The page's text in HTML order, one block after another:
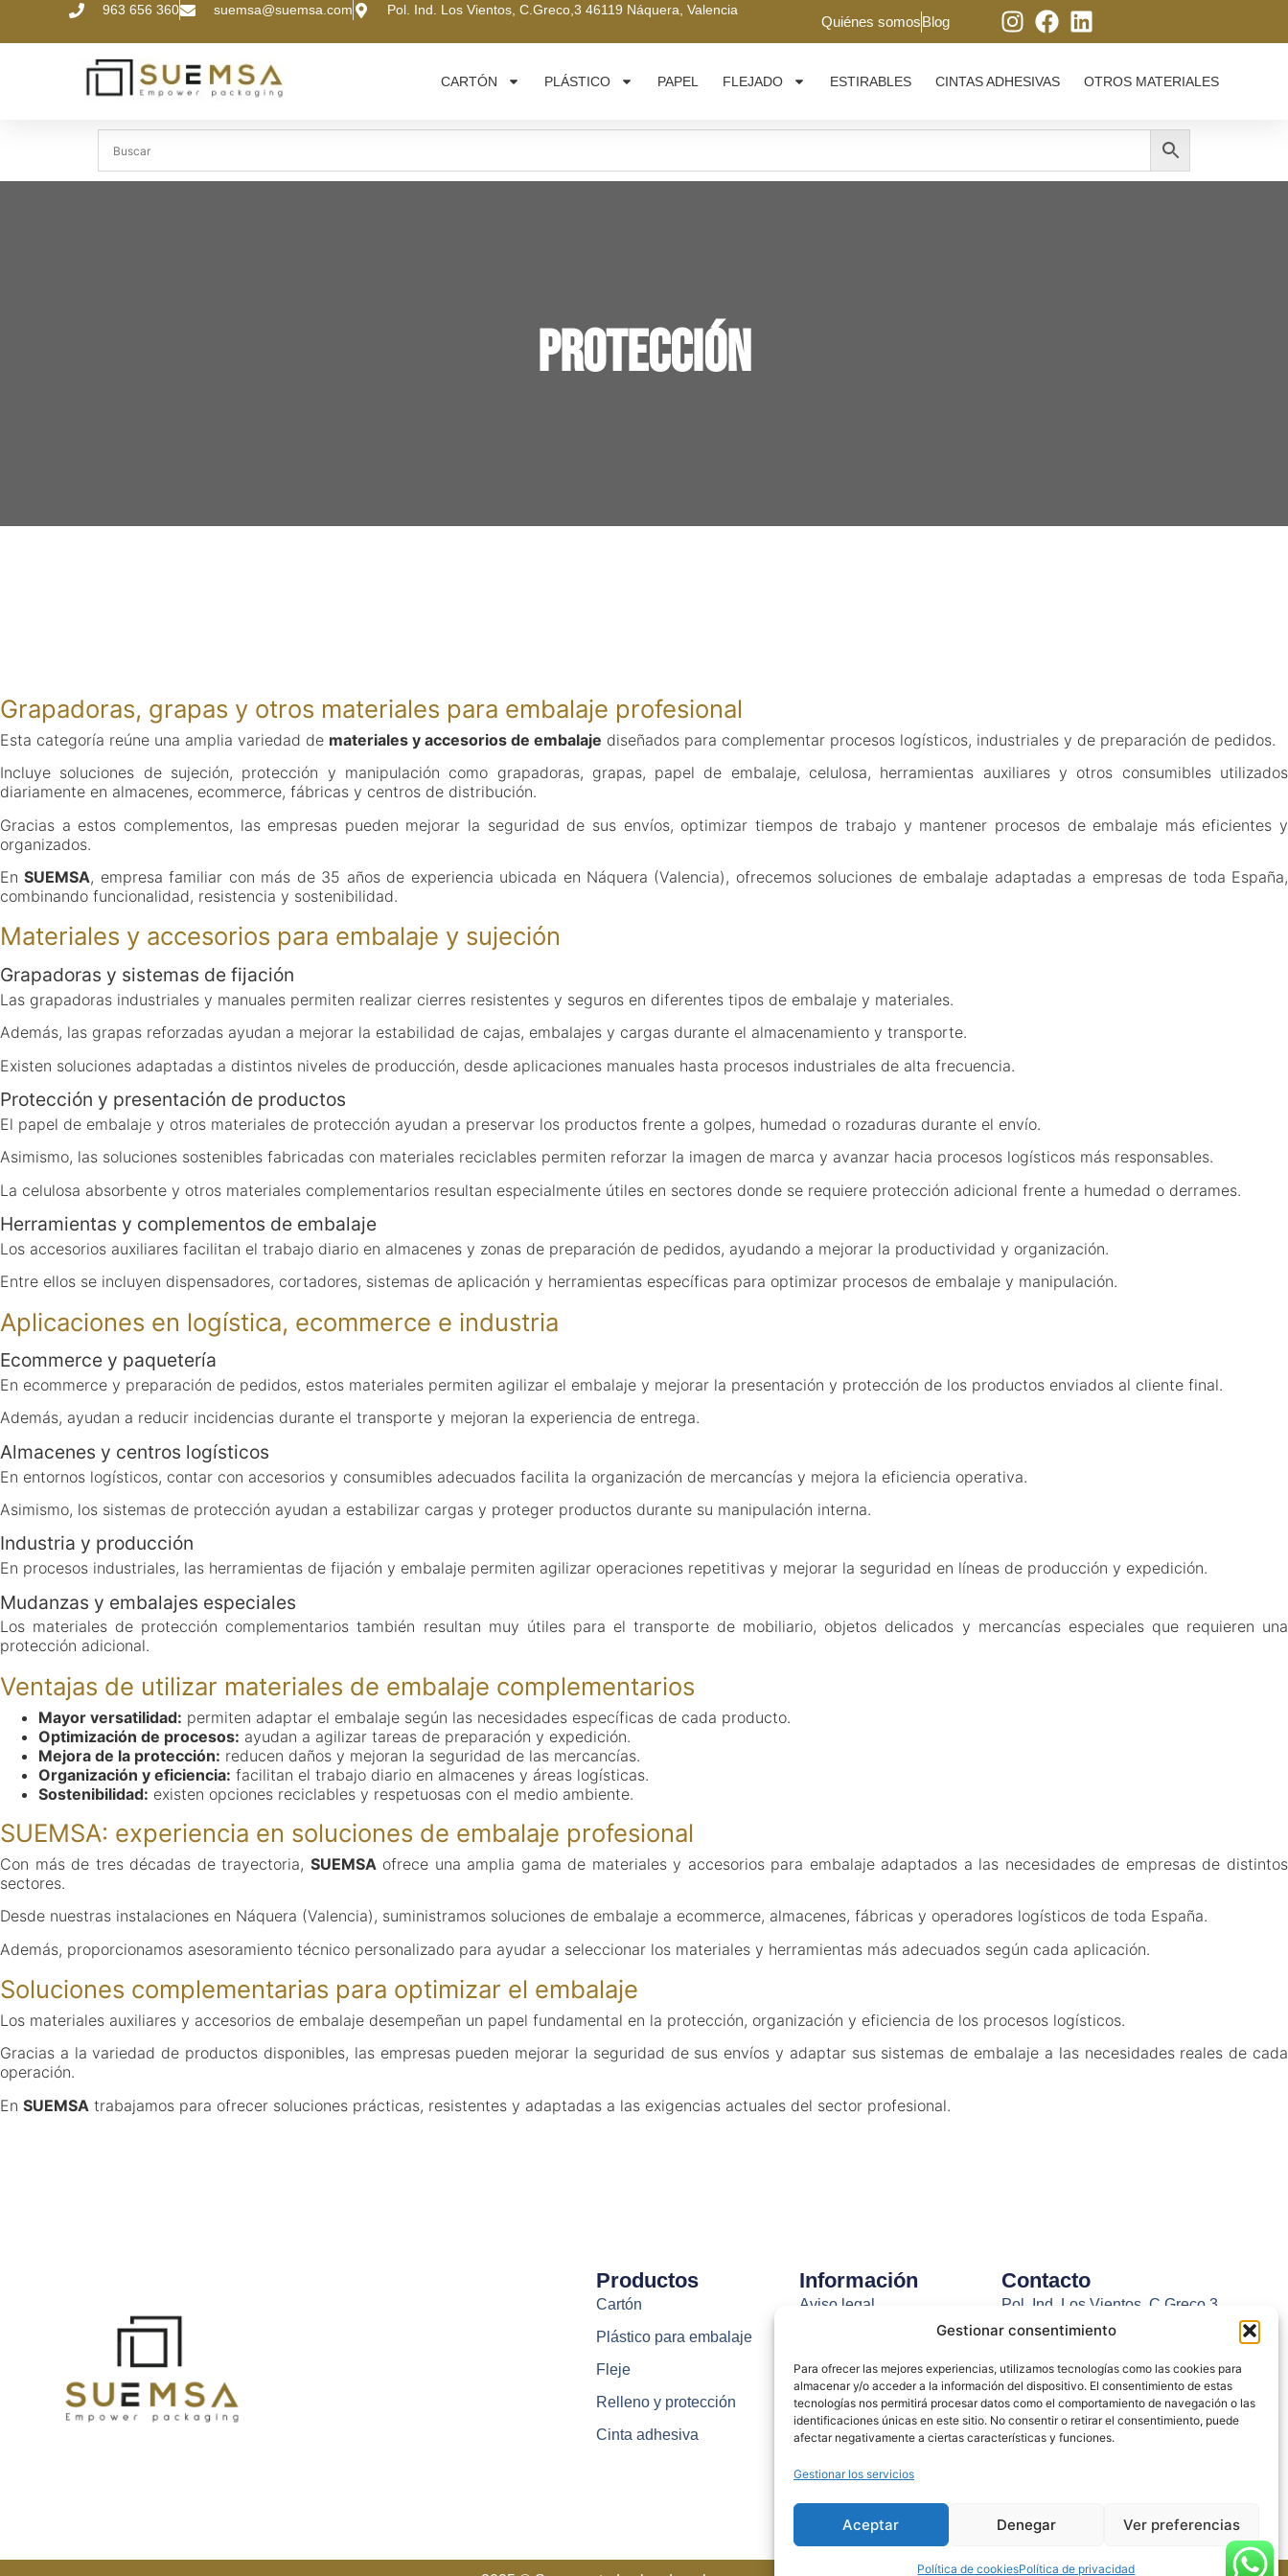
Gestionar consentimiento
Para ofrecer las mejores experiencias, utilizamos tecnologías como las cookies para
almacenar y/o acceder a la información del dispositivo. El consentimiento de estas
tecnologías nos permitirá procesar datos como el comportamiento de navegación o las
identificaciones únicas en este sitio. No consentir o retirar el consentimiento, puede
afectar negativamente a ciertas características y funciones.
Gestionar los servicios
Aceptar Denegar Ver preferencias
Política de cookiesPolítica de privacidad
963 656 360 suemsa@suemsa.com Pol. Ind. Los Vientos, C.Greco,3 46119 Náquera, Valencia
Quiénes somosBlog
CARTÓN PLÁSTICO PAPEL FLEJADO ESTIRABLES CINTAS ADHESIVAS OTROS MATERIALES
PROTECCIÓN
Grapadoras, grapas y otros materiales para embalaje profesional
Esta categoría reúne una amplia variedad de materiales y accesorios de embalaje diseñados para complementar procesos logísticos, industriales y de preparación de pedidos.
Incluye soluciones de sujeción, protección y manipulación como grapadoras, grapas, papel de embalaje, celulosa, herramientas auxiliares y otros consumibles utilizados
diariamente en almacenes, ecommerce, fábricas y centros de distribución.
Gracias a estos complementos, las empresas pueden mejorar la seguridad de sus envíos, optimizar tiempos de trabajo y mantener procesos de embalaje más eficientes y
organizados.
EnSUEMSA, empresa familiar con más de 35 años de experiencia ubicada en Náquera (Valencia), ofrecemos soluciones de embalaje adaptadas a empresas de toda España,
combinando funcionalidad, resistencia y sostenibilidad.
Materiales y accesorios para embalaje y sujeción
Grapadoras y sistemas de fijación
Las grapadoras industriales y manuales permiten realizar cierres resistentes y seguros en diferentes tipos de embalaje y materiales.
Además, las grapas reforzadas ayudan a mejorar la estabilidad de cajas, embalajes y cargas durante el almacenamiento y transporte.
Existen soluciones adaptadas a distintos niveles de producción, desde aplicaciones manuales hasta procesos industriales de alta frecuencia.
Protección y presentación de productos
El papel de embalaje y otros materiales de protección ayudan a preservar los productos frente a golpes, humedad o rozaduras durante el envío.
Asimismo, las soluciones sostenibles fabricadas con materiales reciclables permiten reforzar la imagen de marca y avanzar hacia procesos logísticos más responsables.
La celulosa absorbente y otros materiales complementarios resultan especialmente útiles en sectores donde se requiere protección adicional frente a humedad o derrames.
Herramientas y complementos de embalaje
Los accesorios auxiliares facilitan el trabajo diario en almacenes y zonas de preparación de pedidos, ayudando a mejorar la productividad y organización.
Entre ellos se incluyen dispensadores, cortadores, sistemas de aplicación y herramientas específicas para optimizar procesos de embalaje y manipulación.
Aplicaciones en logística, ecommerce e industria
Ecommerce y paquetería
En ecommerce y preparación de pedidos, estos materiales permiten agilizar el embalaje y mejorar la presentación y protección de los productos enviados al cliente final.
Además, ayudan a reducir incidencias durante el transporte y mejoran la experiencia de entrega.
Almacenes y centros logísticos
En entornos logísticos, contar con accesorios y consumibles adecuados facilita la organización de mercancías y mejora la eficiencia operativa.
Asimismo, los sistemas de protección ayudan a estabilizar cargas y proteger productos durante su manipulación interna.
Industria y producción
En procesos industriales, las herramientas de fijación y embalaje permiten agilizar operaciones repetitivas y mejorar la seguridad en líneas de producción y expedición.
Mudanzas y embalajes especiales
Los materiales de protección complementarios también resultan muy útiles para el transporte de mobiliario, objetos delicados y mercancías especiales que requieren una
protección adicional.
Ventajas de utilizar materiales de embalaje complementarios
Mayor versatilidad: permiten adaptar el embalaje según las necesidades específicas de cada producto.
Optimización de procesos: ayudan a agilizar tareas de preparación y expedición.
Mejora de la protección: reducen daños y mejoran la seguridad de las mercancías.
Organización y eficiencia: facilitan el trabajo diario en almacenes y áreas logísticas.
Sostenibilidad: existen opciones reciclables y respetuosas con el medio ambiente.
SUEMSA: experiencia en soluciones de embalaje profesional
Con más de tres décadas de trayectoria, SUEMSA ofrece una amplia gama de materiales y accesorios para embalaje adaptados a las necesidades de empresas de distintos
sectores.
Desde nuestras instalaciones en Náquera (Valencia), suministramos soluciones de embalaje a ecommerce, almacenes, fábricas y operadores logísticos de toda España.
Además, proporcionamos asesoramiento técnico personalizado para ayudar a seleccionar los materiales y herramientas más adecuados según cada aplicación.
Soluciones complementarias para optimizar el embalaje
Los materiales auxiliares y accesorios de embalaje desempeñan un papel fundamental en la protección, organización y eficiencia de los procesos logísticos.
Gracias a la variedad de productos disponibles, las empresas pueden mejorar la seguridad de sus envíos y adaptar sus sistemas de embalaje a las necesidades reales de cada
operación.
En SUEMSA trabajamos para ofrecer soluciones prácticas, resistentes y adaptadas a las exigencias actuales del sector profesional.
Productos
Cartón
Plástico para embalaje
Fleje
Relleno y protección
Cinta adhesiva
Información
Aviso legal
Política de privacidad
Condiciones de uso
Política de cookies
Formas de pago
Envío y devoluciones
Descarga nuestro catálogo
Contacto
Pol. Ind. Los Vientos, C.Greco,3
46119 Náquera, Valencia
Tel: 963 656 360